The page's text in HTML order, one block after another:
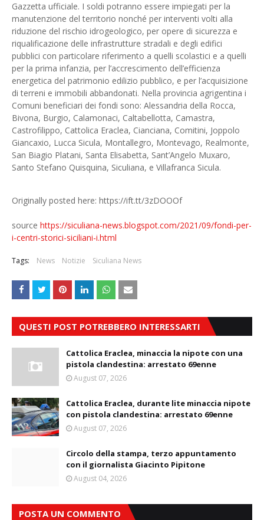
Gazzetta ufficiale. I soldi potranno essere impiegati per la
manutenzione del territorio nonché per interventi volti alla
riduzione del rischio idrogeologico, per opere di sicurezza e
riqualificazione delle infrastrutture stradali e degli edifici
pubblici con particolare riferimento a quelli scolastici e a quelli
per la prima infanzia, per l’accrescimento dell’efficienza
energetica del patrimonio edilizio pubblico, e per l’acquisizione
di terreni e immobili abbandonati. Nella provincia agrigentina i
Comuni beneficiari dei fondi sono: Alessandria della Rocca,
Bivona, Burgio, Calamonaci, Caltabellotta, Camastra,
Castrofilippo, Cattolica Eraclea, Cianciana, Comitini, Joppolo
Giancaxio, Lucca Sicula, Montallegro, Montevago, Realmonte,
San Biagio Platani, Santa Elisabetta, Sant’Angelo Muxaro,
Santo Stefano Quisquina, Siculiana, e Villafranca Sicula.
Originally posted here: https://ift.tt/3zDOOOf
source https://siculiana-news.blogspot.com/2021/09/fondi-per-
i-centri-storici-siciliani-i.html
Tags: News Notizie Siculiana News
QUESTI POST POTREBBERO INTERESSARTI
Cattolica Eraclea, minaccia la nipote con una
pistola clandestina: arrestato 69enne
August 07, 2026
Cattolica Eraclea, durante lite minaccia nipote
con pistola clandestina: arrestato 69enne
August 07, 2026
Circolo della stampa, terzo appuntamento
con il giornalista Giacinto Pipitone
August 04, 2026
POSTA UN COMMENTO